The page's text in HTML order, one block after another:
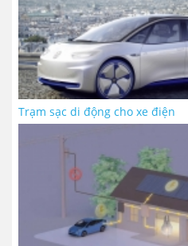
Trạm sạc di động cho xe điện